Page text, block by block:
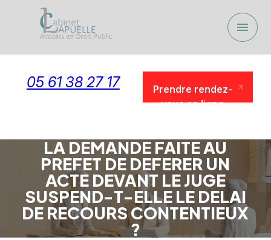
menu
05 61 38 27 17
Prendre rendez-
vous en ligne
LA DEMANDE FAITE AU
PREFET DE DEFERER UN
ACTE DEVANT LE JUGE
SUSPEND-T-ELLE LE DELAI
DE RECOURS CONTENTIEUX
?
Panneau de gestion des cookies